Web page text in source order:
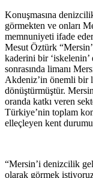
Konuşmasına
görmekten ve onları
memnuniyeti ifade
Mesut Öztürk
kaderini bir
sonrasında limanı
Akdeniz’in önemli bir
dönüştürmüştür.
oranda katkı veren
Türkiye’nin toplam
elleçleyen kent
“Mersin’i denizcilik
olarak görmek